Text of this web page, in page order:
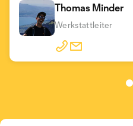
Thomas Minder
Werkstattleiter